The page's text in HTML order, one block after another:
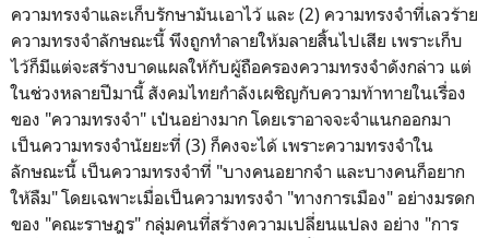
ความทรงจำและเก็บรักษามันเอาไว้ และ (2) ความทรงจำที่เลวร้าย
ความทรงจำลักษณะนี้ พึงถูกทำลายให้มลายสิ้นไปเสีย เพราะเก็บ
ไว้ก็มีแต่จะสร้างบาดแผลให้กับผู้ถือครองความทรงจำดังกล่าว แต่
ในช่วงหลายปีมานี้ สังคมไทยกำลังเผชิญกับความท้าทายในเรื่อง
ของ "ความทรงจำ" เป๋นอย่างมาก โดยเราอาจจะจำแนกออกมา
เป็นความทรงจำนัยยะที่ (3) ก็คงจะได้ เพราะความทรงจำใน
ลักษณะนี้ เป็นความทรงจำที่ "บางคนอยากจำ และบางคนก็อยาก
ให้ลืม" โดยเฉพาะเมื่อเป็นความทรงจำ "ทางการเมือง" อย่างมรดก
ของ "คณะราษฎร" กลุ่มคนที่สร้างความเปลี่ยนแปลง อย่าง "การ